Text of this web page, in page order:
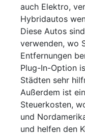
auch Elektro,
Hybridautos
Diese Autos
verwenden, wo
Entfernungen
Plug-In-Option
Städten sehr
Außerdem ist
Steuerkosten,
und
und helfen den